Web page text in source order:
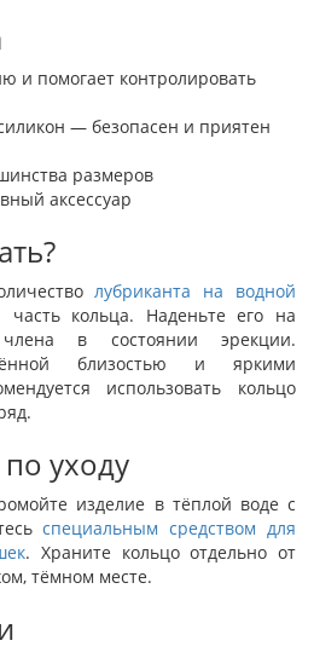
и помогает контролировать
— безопасен и приятен
размеров
аксессуар
лубриканта на водной
кольца. Наденьте его на
в состоянии эрекции.
близостью и яркими
использовать кольцо
уходу
изделие в тёплой воде с
специальным средством для
. Храните кольцо отдельно от
тёмном месте.